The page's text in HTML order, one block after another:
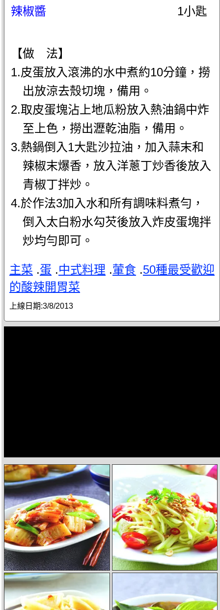
辣椒醬
1小匙
【做 法】
1.皮蛋放入滾沸的水中煮約10分鐘，撈
出放涼去殼切塊，備用。
2.取皮蛋塊沾上地瓜粉放入熱油鍋中炸
至上色，撈出瀝乾油脂，備用。
3.熱鍋倒入1大匙沙拉油，加入蒜末和
辣椒末爆香，放入洋蔥丁炒香後放入
青椒丁拌炒。
4.於作法3加入水和所有調味料煮勻，
倒入太白粉水勾芡後放入炸皮蛋塊拌
炒均勻即可。
主菜 .蛋 .中式料理 .葷食 .50種最受歡迎
的酸辣開胃菜
上線日期:3/8/2013